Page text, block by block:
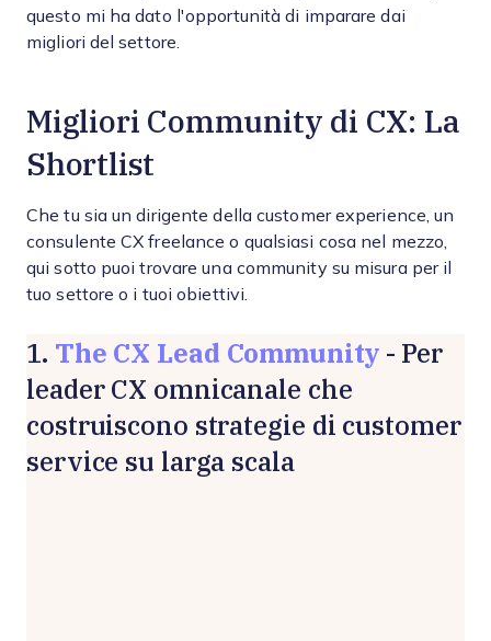
questo mi ha dato l'opportunità di imparare dai
migliori del settore.
Migliori Community di CX: La
Shortlist
Che tu sia un dirigente della customer experience, un
consulente CX freelance o qualsiasi cosa nel mezzo,
qui sotto puoi trovare una community su misura per il
tuo settore o i tuoi obiettivi.
1. The CX Lead Community- Per
leader CX omnicanale che
costruiscono strategie di customer
service su larga scala